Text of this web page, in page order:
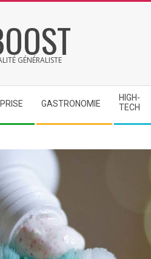
GÉNÉRALISTE
GASTRONOMIE
HIGH-
TECH